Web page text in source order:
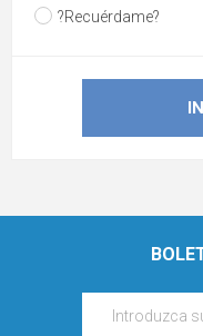
?Recuérdame?